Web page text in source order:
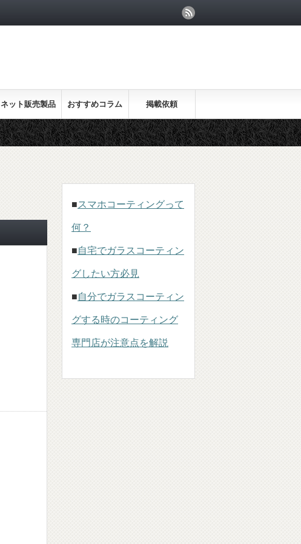
ネット販売製品 おすすめコラム 掲載依頼
■スマホコーティングって
何？
■自宅でガラスコーティン
グしたい方必見
■自分でガラスコーティン
グする時のコーティング
専門店が注意点を解説